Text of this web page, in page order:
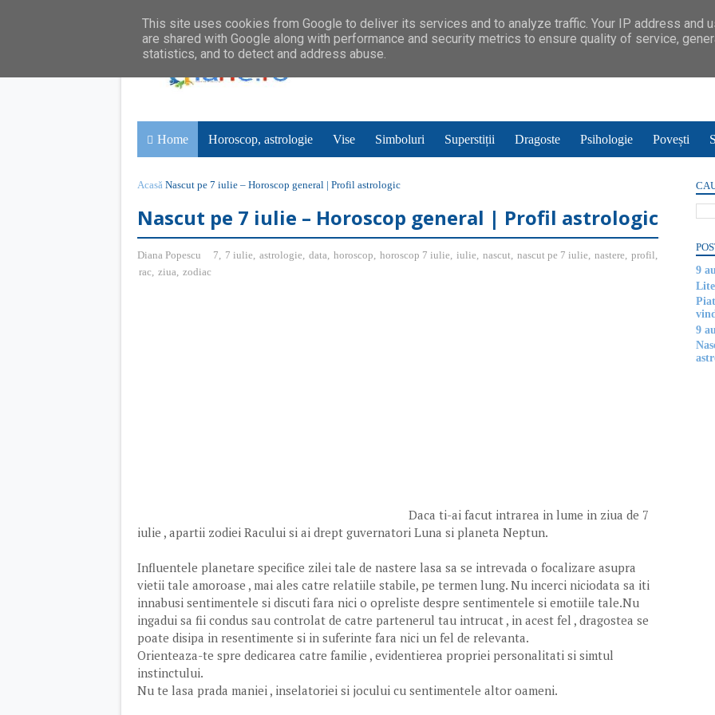
Home Horoscop, astrologie Vise Simboluri Superstiții Dragoste Psihologie Povești
Acasă Nascut pe 7 iulie – Horoscop general | Profil astrologic
Nascut pe 7 iulie – Horoscop general | Profil astrologic
Diana Popescu 7, 7 iulie, astrologie, data, horoscop, horoscop 7 iulie, iulie, nascut, nascut pe 7 iulie, nastere, profil,
rac, ziua, zodiac
Daca ti-ai facut intrarea in lume in ziua de 7
iulie , apartii zodiei Racului si ai drept guvernatori Luna si planeta Neptun.
Influentele planetare specifice zilei tale de nastere lasa sa se intrevada o focalizare asupra
vietii tale amoroase , mai ales catre relatiile stabile, pe termen lung. Nu incerci niciodata sa iti
innabusi sentimentele si discuti fara nici o opreliste despre sentimentele si emotiile tale.Nu
ingadui sa fii condus sau controlat de catre partenerul tau intrucat , in acest fel , dragostea se
poate disipa in resentimente si in suferinte fara nici un fel de relevanta.
Orienteaza-te spre dedicarea catre familie , evidentierea propriei personalitati si simtul
instinctului.
Nu te lasa prada maniei , inselatoriei si jocului cu sentimentele altor oameni.
9
9
This site uses cookies from Google to deliver its services and to analyze traffic. Your IP address and
are shared with Google along with performance and security metrics to ensure quality of service,
statistics, and to detect and address abuse.